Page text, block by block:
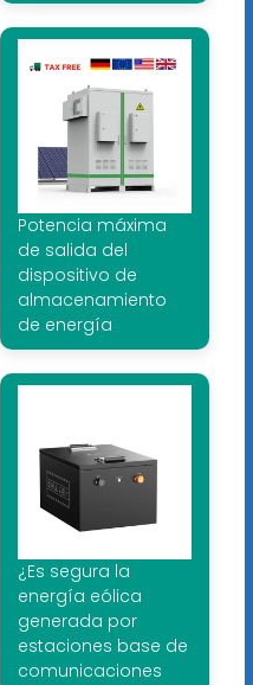
Potencia máxima
de salida del
dispositivo de
almacenamiento
de energía
¿Es segura la
energía eólica
generada por
estaciones base de
comunicaciones